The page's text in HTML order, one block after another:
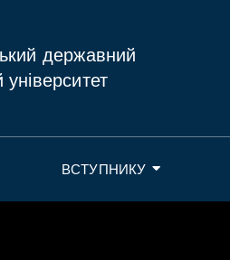
державний
ВСТУПНИКУ